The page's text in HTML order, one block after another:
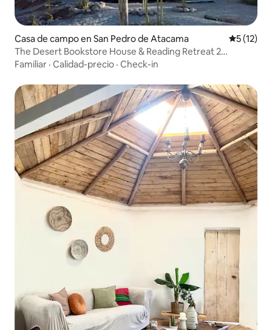
Casa de campo en San Pedro de Atacama
5 (12)
The Desert Bookstore House & Reading Retreat 2
personas
Familiar · Calidad-precio · Check-in